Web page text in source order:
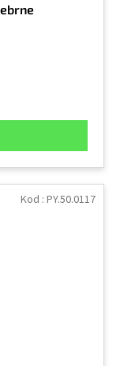
Kod : PY.50.0117